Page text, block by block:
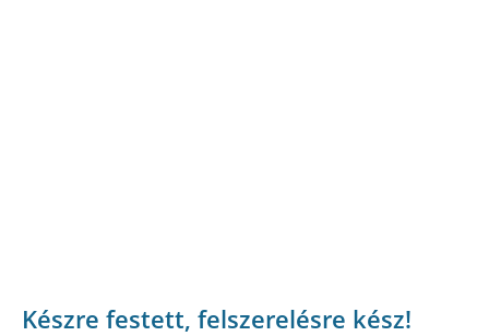
Készre festett, felszerelésre kész!